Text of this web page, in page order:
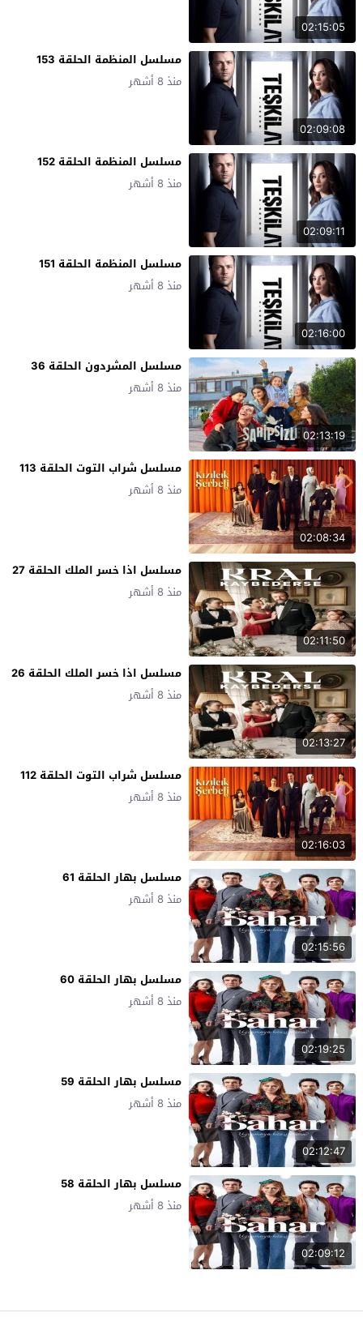
02:15:05
02:09:08
مسلسل المنظمة الحلقة 153
منذ 8 أشهر
02:09:11
مسلسل المنظمة الحلقة 152
منذ 8 أشهر
02:16:00
مسلسل المنظمة الحلقة 151
منذ 8 أشهر
02:13:19
مسلسل المشردون الحلقة 36
منذ 8 أشهر
02:08:34
مسلسل شراب التوت الحلقة 113
منذ 8 أشهر
02:11:50
مسلسل اذا خسر الملك الحلقة 27
منذ 8 أشهر
02:13:27
مسلسل اذا خسر الملك الحلقة 26
منذ 8 أشهر
02:16:03
مسلسل شراب التوت الحلقة 112
منذ 8 أشهر
02:15:56
مسلسل بهار الحلقة 61
منذ 8 أشهر
02:19:25
مسلسل بهار الحلقة 60
منذ 8 أشهر
02:12:47
مسلسل بهار الحلقة 59
منذ 8 أشهر
02:09:12
مسلسل بهار الحلقة 58
منذ 8 أشهر